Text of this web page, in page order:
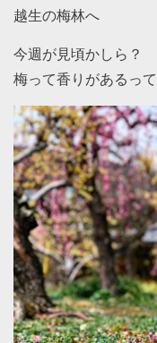
越生の梅林へ
今週が見頃かしら？
梅って香りがあるっ